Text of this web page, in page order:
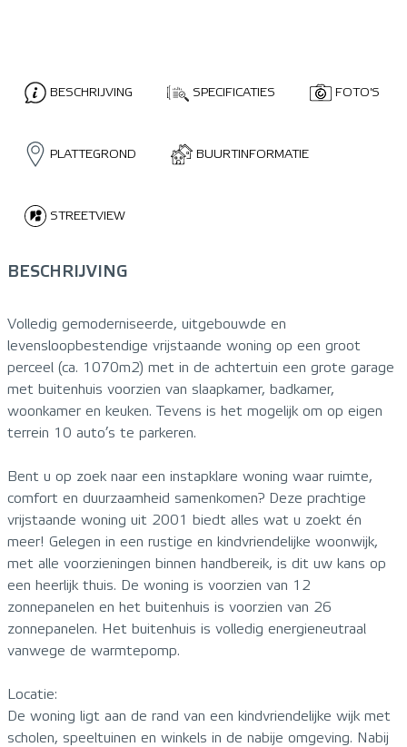
BESCHRIJVING SPECIFICATIES FOTO'S
PLATTEGROND BUURTINFORMATIE
STREETVIEW
BESCHRIJVING
Volledig gemoderniseerde, uitgebouwde en
levensloopbestendige vrijstaande woning op een groot
perceel (ca. 1070m2) met in de achtertuin een grote garage
met buitenhuis voorzien van slaapkamer, badkamer,
woonkamer en keuken. Tevens is het mogelijk om op eigen
terrein 10 auto’s te parkeren.
Bent u op zoek naar een instapklare woning waar ruimte,
comfort en duurzaamheid samenkomen? Deze prachtige
vrijstaande woning uit 2001 biedt alles wat u zoekt én
meer! Gelegen in een rustige en kindvriendelijke woonwijk,
met alle voorzieningen binnen handbereik, is dit uw kans op
een heerlijk thuis. De woning is voorzien van 12
zonnepanelen en het buitenhuis is voorzien van 26
zonnepanelen. Het buitenhuis is volledig energieneutraal
vanwege de warmtepomp.
Locatie:
De woning ligt aan de rand van een kindvriendelijke wijk met
scholen, speeltuinen en winkels in de nabije omgeving. Nabij